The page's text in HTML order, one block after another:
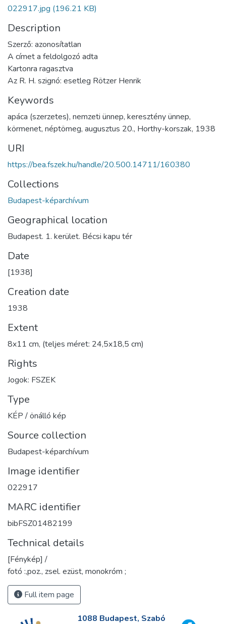
022917.jpg (196.21 KB)
Description
Szerző: azonosítatlan
A címet a feldolgozó adta
Kartonra ragasztva
Az R. H. szignó: esetleg Rötzer Henrik
Keywords
apáca (szerzetes), nemzeti ünnep, keresztény ünnep,
körmenet, néptömeg, augusztus 20., Horthy-korszak, 1938
URI
https://bea.fszek.hu/handle/20.500.14711/160380
Collections
Budapest-képarchívum
Geographical location
Budapest. 1. kerület. Bécsi kapu tér
Date
[1938]
Creation date
1938
Extent
8x11 cm, (teljes méret: 24,5x18,5 cm)
Rights
Jogok: FSZEK
Type
KÉP / önálló kép
Source collection
Budapest-képarchívum
Image identifier
022917
MARC identifier
bibFSZ01482199
Technical details
[Fénykép] /
fotó :,poz., zsel. ezüst, monokróm ;
Full item page
1088 Budapest, Szabó